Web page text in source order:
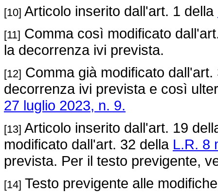
[10] Articolo inserito dall'art. 1 della
[11] Comma così modificato
la decorrenza ivi prevista.
[12] Comma già modificato
decorrenza ivi prevista e così
27 luglio 2023, n. 9.
[13] Articolo inserito dall'art. 19
modificato dall'art. 32 della L.R. 8
prevista. Per il testo previgente,
[14] Testo previgente alle